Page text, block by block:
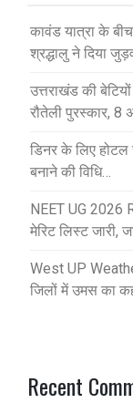
कावंड यात्रा के बीच
श्रद्धालु ने दिया
उत्तराखंड की
रौतेली पुरस्कार, 8
डिनर के लिए
बनाने की विधि…
NEET UG 2026
मेरिट लिस्ट जारी,
West UP
जिलों में उमस का
Recent